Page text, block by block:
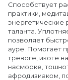
Способствует
практики,
энергетические
таланта.
позволяет
ауре. Помогает
тревоге, икоте
насморке,
афродизиаком,